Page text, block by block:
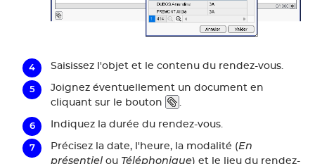
Saisissez l'objet et le contenu du rendez-vous.
Joignez éventuellement un document en
cliquant sur le bouton
Indiquez la durée du rendez-vous.
Précisez la date, l'heure, la modalité (En
présentiel ou Téléphonique) et le lieu du rendez-